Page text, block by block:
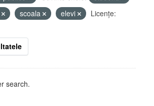
scoala elevi
Licenţe:
search.